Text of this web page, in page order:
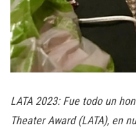
LATA 2023: Fue todo un
Theater Award (LATA), en